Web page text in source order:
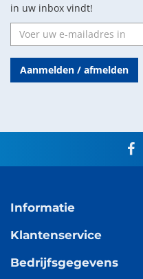
in uw inbox vindt!
Aanmelden / afmelden
Informatie
Klantenservice
Bedrijfsgegevens